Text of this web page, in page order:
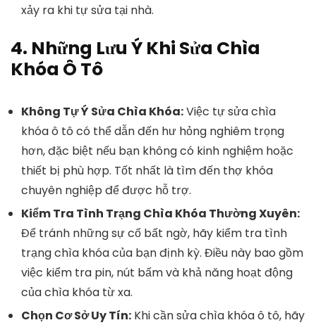
xảy ra khi tự sửa tại nhà.
4. Những Lưu Ý Khi Sửa Chìa
Khóa Ô Tô
Không Tự Ý Sửa Chìa Khóa:Việc tự sửa chìa
khóa ô tô có thể dẫn đến hư hỏng nghiêm trọng
hơn, đặc biệt nếu bạn không có kinh nghiệm hoặc
thiết bị phù hợp. Tốt nhất là tìm đến thợ khóa
chuyên nghiệp để được hỗ trợ.
Kiểm Tra Tình Trạng Chìa Khóa Thường Xuyên:
Để tránh những sự cố bất ngờ, hãy kiểm tra tình
trạng chìa khóa của bạn định kỳ. Điều này bao gồm
việc kiểm tra pin, nút bấm và khả năng hoạt động
của chìa khóa từ xa.
Chọn Cơ Sở Uy Tín: Khi cần sửa chìa khóa ô tô, hãy